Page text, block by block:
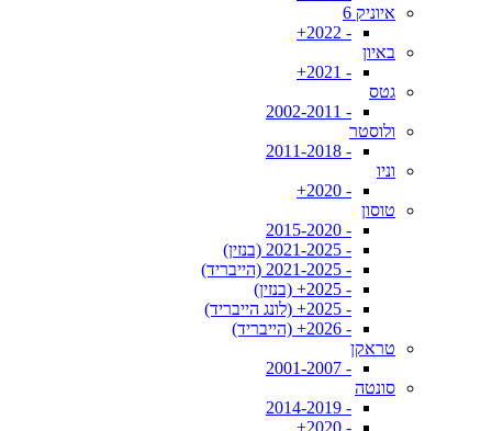
איוניק 6
- 2022+
באיון
- 2021+
גטס
- 2002-2011
ולוסטר
- 2011-2018
וניו
- 2020+
טוסון
- 2015-2020
- 2021-2025 (בנזין)
- 2021-2025 (הייבריד)
- 2025+ (בנזין)
- 2025+ (לונג הייבריד)
- 2026+ (הייבריד)
טראקן
- 2001-2007
סונטה
- 2014-2019
- 2020+